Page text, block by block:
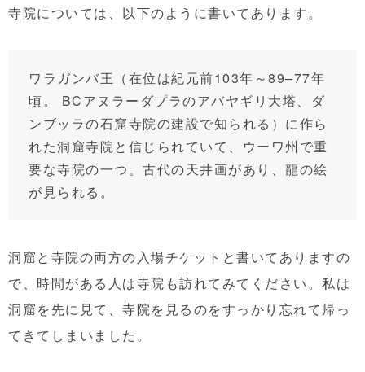
寺院については、以下のように書いてあります。
ワラガンバ王（在位は紀元前103年～89–77年
頃。 BCアヌラーダプラのアバヤギリ大塔、ダ
ンブッラの石窟寺院の建設で知られる）に作ら
れた洞窟寺院と信じられていて、ウーワ州で重
要な寺院の一つ。古代の天井画があり、龍の絵
が見られる。
洞窟と寺院の両方の入場チケットと書いてありますの
で、時間がある人は寺院も訪れてみてください。私は
洞窟を先に見て、寺院を見るのをすっかり忘れて帰っ
てきてしまいました。